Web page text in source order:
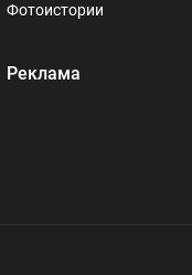
Фотоистории
Реклама